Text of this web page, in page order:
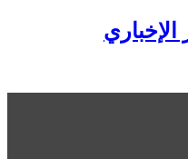
الإخباري